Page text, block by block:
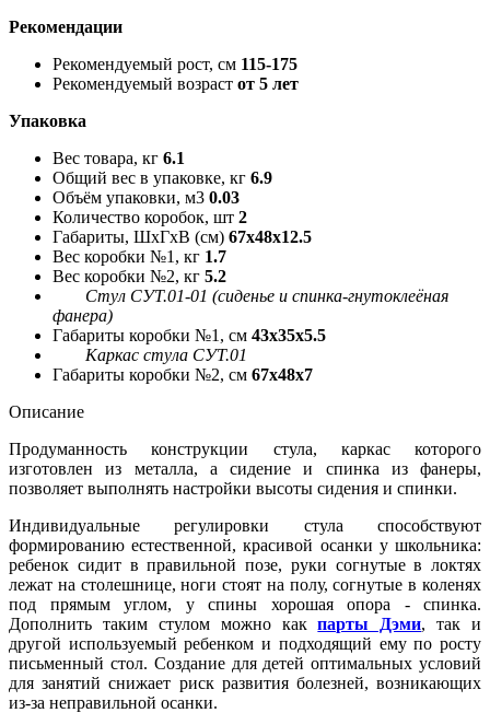
Рекомендации
Рекомендуемый рост, см 115-175
Рекомендуемый возраст от 5 лет
Упаковка
Вес товара, кг 6.1
Общий вес в упаковке, кг 6.9
Объём упаковки, м3 0.03
Количество коробок, шт 2
Габариты, ШxГxВ (см) 67x48x12.5
Вес коробки №1, кг 1.7
Вес коробки №2, кг 5.2
Стул СУТ.01-01 (сиденье и спинка-гнутоклеёная
фанера)
Габариты коробки №1, см 43x35x5.5
Каркас стула СУТ.01
Габариты коробки №2, см 67x48x7
Описание
Продуманность конструкции стула, каркас которого
изготовлен из металла, а сидение и спинка из фанеры,
позволяет выполнять настройки высоты сидения и спинки.
Индивидуальные регулировки стула способствуют
формированию естественной, красивой осанки у школьника:
ребенок сидит в правильной позе, руки согнутые в локтях
лежат на столешнице, ноги стоят на полу, согнутые в коленях
под прямым углом, у спины хорошая опора - спинка.
Дополнить таким стулом можно какпарты Дэми, так и
другой используемый ребенком и подходящий ему по росту
письменный стол. Создание для детей оптимальных условий
для занятий снижает риск развития болезней, возникающих
из-за неправильной осанки.